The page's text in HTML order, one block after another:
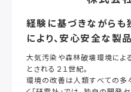
経験に基づきながらも
により、安心安全な製
大気汚染や森林破壊環境に
とされる２１世紀。
環境の改善は人類すべての多